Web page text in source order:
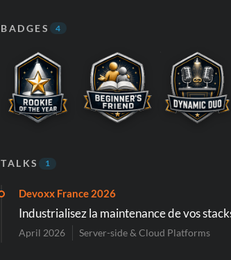
BADGES 4
TALKS 1
Devoxx France 2026
Industrialisez la maintenance de vos
April 2026 Server-side & Cloud Platforms